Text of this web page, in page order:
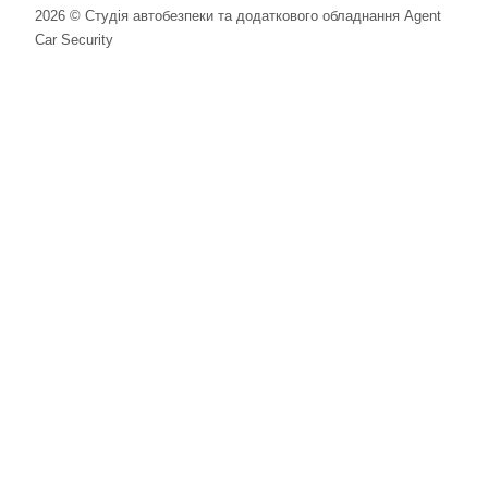
2026 © Студія автобезпеки та додаткового обладнання Agent
Car Security